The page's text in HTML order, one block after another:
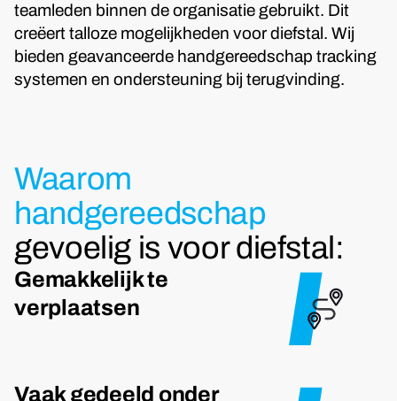
teamleden binnen de organisatie gebruikt. Dit
creëert talloze mogelijkheden voor diefstal. Wij
bieden geavanceerde handgereedschap tracking
systemen en ondersteuning bij terugvinding.
Waarom
handgereedschap
gevoelig is voor diefstal:
Gemakkelijk te
verplaatsen
Vaak gedeeld onder